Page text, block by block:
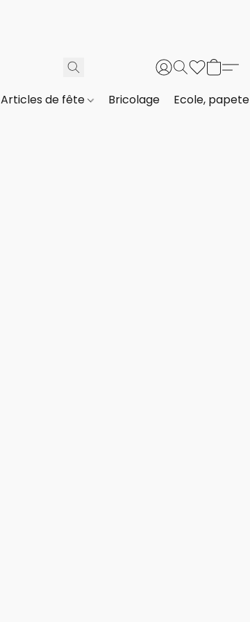
Articles de fête Bricolage Ecole,